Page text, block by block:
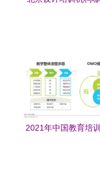
2021年中国教育培